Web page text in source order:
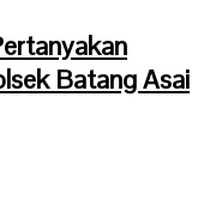
Batang Asai